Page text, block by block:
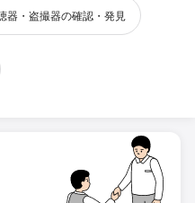
器・盗撮器の確認・発見